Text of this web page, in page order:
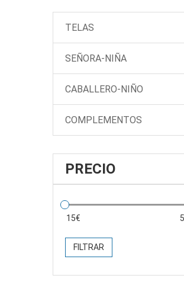
TELAS
SEÑORA-NIÑA
CABALLERO-NIÑO
COMPLEMENTOS
PRECIO
FILTRAR